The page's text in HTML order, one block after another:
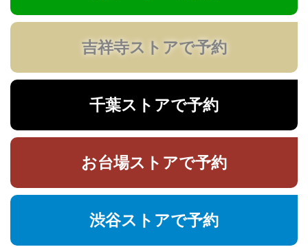
吉祥寺ストアで予約
千葉ストアで予約
お台場ストアで予約
渋谷ストアで予約